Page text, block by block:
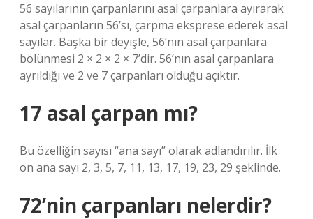
56 sayılarının çarpanlarını asal çarpanlara ayırarak
asal çarpanların 56’sı, çarpma eksprese ederek asal
sayılar. Başka bir deyişle, 56’nın asal çarpanlara
bölünmesi 2 × 2 × 2 × 7’dir. 56’nın asal çarpanlara
ayrıldığı ve 2 ve 7 çarpanları olduğu açıktır.
17 asal çarpan mı?
Bu özelliğin sayısı “ana sayı” olarak adlandırılır. İlk
on ana sayı 2, 3, 5, 7, 11, 13, 17, 19, 23, 29 şeklinde.
72’nin çarpanları nelerdir?